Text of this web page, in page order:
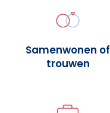
Samenwonen of
trouwen